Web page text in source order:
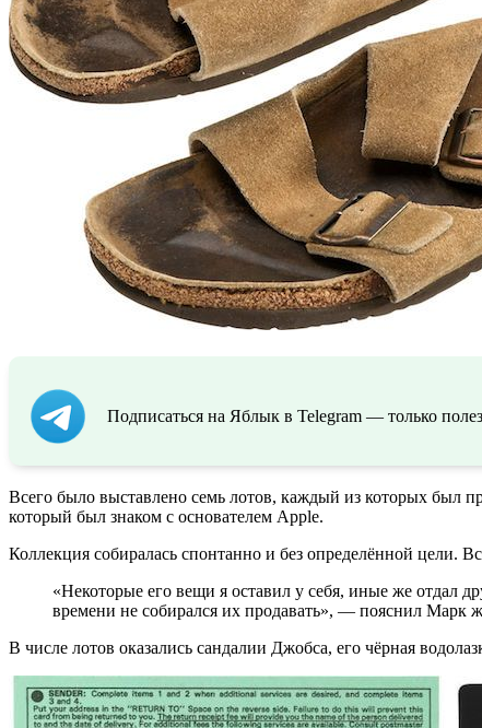
Подписаться на Яблык в Telegram — только
Всего было выставлено семь лотов, каждый из которых был
который был знаком с основателем Apple.
Коллекция собиралась спонтанно и без определённой цели.
«Некоторые его вещи я оставил у себя, иные же отдал
времени не собирался их продавать», — пояснил Марк
В числе лотов оказались сандалии Джобса, его чёрная